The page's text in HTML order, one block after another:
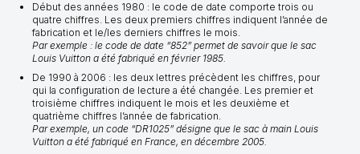
Début des années 1980 : le code de date comporte trois ou
quatre chiffres. Les deux premiers chiffres indiquent l’année de
fabrication et le/les derniers chiffres le mois.
Par exemple : le code de date “852” permet de savoir que le sac
Louis Vuitton a été fabriqué en février 1985.
De 1990 à 2006 : les deux lettres précèdent les chiffres, pour
qui la configuration de lecture a été changée. Les premier et
troisième chiffres indiquent le mois et les deuxième et
quatrième chiffres l’année de fabrication.
Par exemple, un code “DR1025” désigne que le sac à main Louis
Vuitton a été fabriqué en France, en décembre 2005.